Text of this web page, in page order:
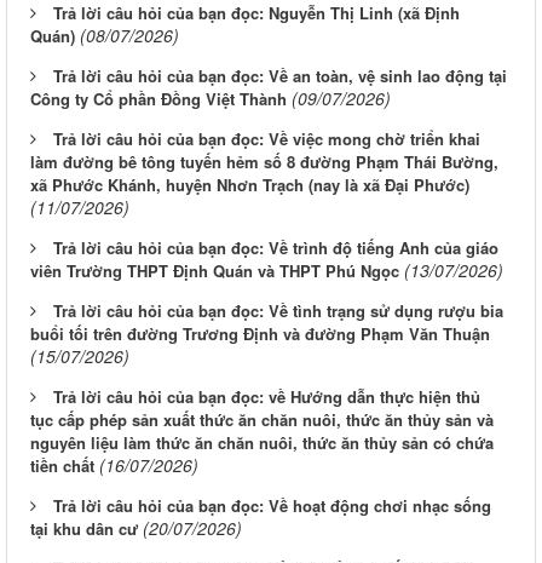
Trả lời câu hỏi của bạn đọc: Nguyễn Thị Linh (xã Định
Quán) (08/07/2026)
Trả lời câu hỏi của bạn đọc: Về an toàn, vệ sinh lao động tại
Công ty Cổ phần Đồng Việt Thành (09/07/2026)
Trả lời câu hỏi của bạn đọc: Về việc mong chờ triển khai
làm đường bê tông tuyến hẻm số 8 đường Phạm Thái Bường,
xã Phước Khánh, huyện Nhơn Trạch (nay là xã Đại Phước)
(11/07/2026)
Trả lời câu hỏi của bạn đọc: Về trình độ tiếng Anh của giáo
viên Trường THPT Định Quán và THPT Phú Ngọc (13/07/2026)
Trả lời câu hỏi của bạn đọc: Về tình trạng sử dụng rượu bia
buổi tối trên đường Trương Định và đường Phạm Văn Thuận
(15/07/2026)
Trả lời câu hỏi của bạn đọc: về Hướng dẫn thực hiện thủ
tục cấp phép sản xuất thức ăn chăn nuôi, thức ăn thủy sản và
nguyên liệu làm thức ăn chăn nuôi, thức ăn thủy sản có chứa
tiền chất (16/07/2026)
Trả lời câu hỏi của bạn đọc: Về hoạt động chơi nhạc sống
tại khu dân cư (20/07/2026)